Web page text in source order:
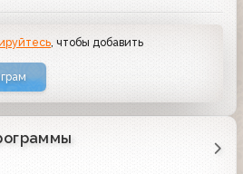
, чтобы добавить